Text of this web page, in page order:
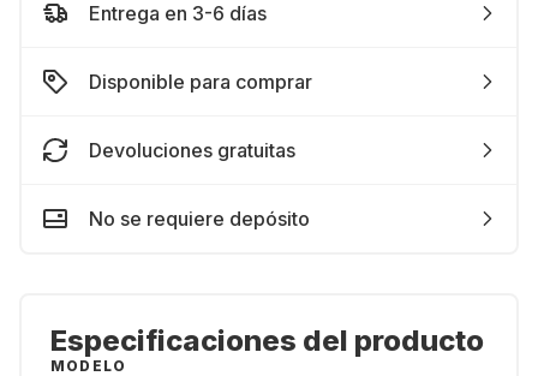
Entrega en 3-6 días
Disponible para comprar
Devoluciones gratuitas
No se requiere depósito
Especificaciones del producto
MODELO